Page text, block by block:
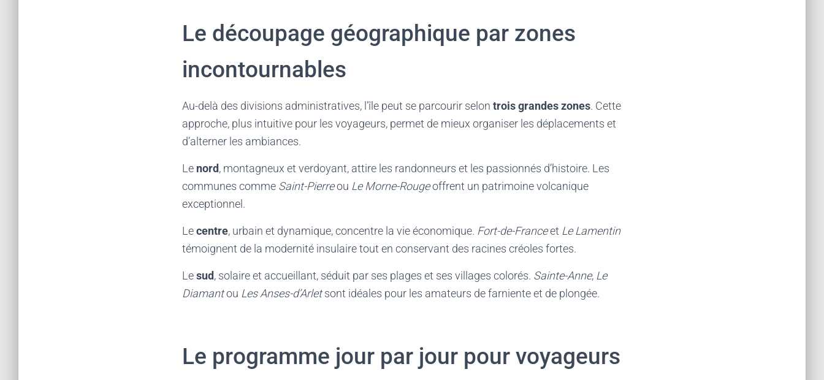
Le découpage géographique par zones
incontournables
Au-delà des divisions administratives, l’île peut se parcourir selon trois grandes zones. Cette
approche, plus intuitive pour les voyageurs, permet de mieux organiser les déplacements et
d’alterner les ambiances.
Le nord, montagneux et verdoyant, attire les randonneurs et les passionnés d’histoire. Les
communes comme Saint-Pierreou Le Morne-Rougeoffrent un patrimoine volcanique
exceptionnel.
Lecentre, urbain et dynamique, concentre la vie économique. Fort-de-Franceet Le Lamentin
témoignent de la modernité insulaire tout en conservant des racines créoles fortes.
Lesud, solaire et accueillant, séduit par ses plages et ses villages colorés. Sainte-Anne, Le
Diamantou Les Anses-d’Arletsont idéales pour les amateurs de farniente et de plongée.
Le programme jour par jour pour voyageurs